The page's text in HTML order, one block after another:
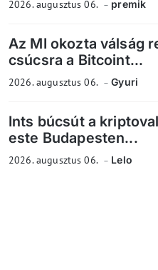
2026. augusztus 06. premik
Az MI okozta válság
csúcsra a Bitcoint...
2026. augusztus 06. Gyuri
Ints búcsút a
este Budapesten...
2026. augusztus 06. Lelo